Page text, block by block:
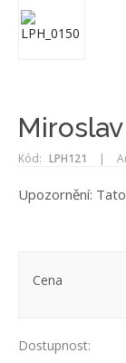
Kód: LPH121 |
Upozornění:
Cena
Dostupnost: